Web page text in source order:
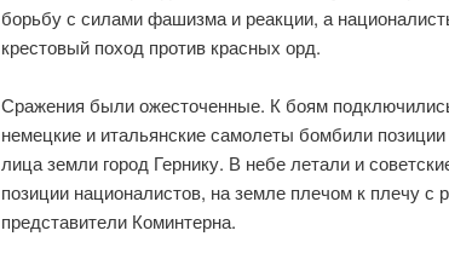
борьбу с силами фашизма и реакции, а
крестовый поход против красных орд.
Сражения были ожесточенные. К боям
немецкие и итальянские самолеты бомбили
лица земли город Гернику. В небе летали и
позиции националистов, на земле плечом к плечу с
представители Коминтерна.